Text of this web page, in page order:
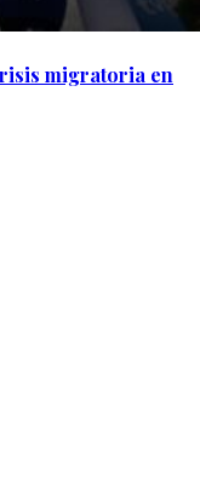
migratoria en